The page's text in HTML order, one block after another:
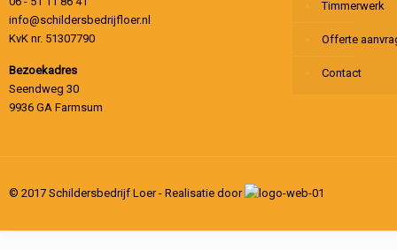
info@schildersbedrijfloer.nl
KvK nr. 51307790
Bezoekadres
Seendweg 30
9936 GA Farmsum
Timmerwerk
Offerte
Contact
© 2017 Schildersbedrijf Loer - Realisatie door